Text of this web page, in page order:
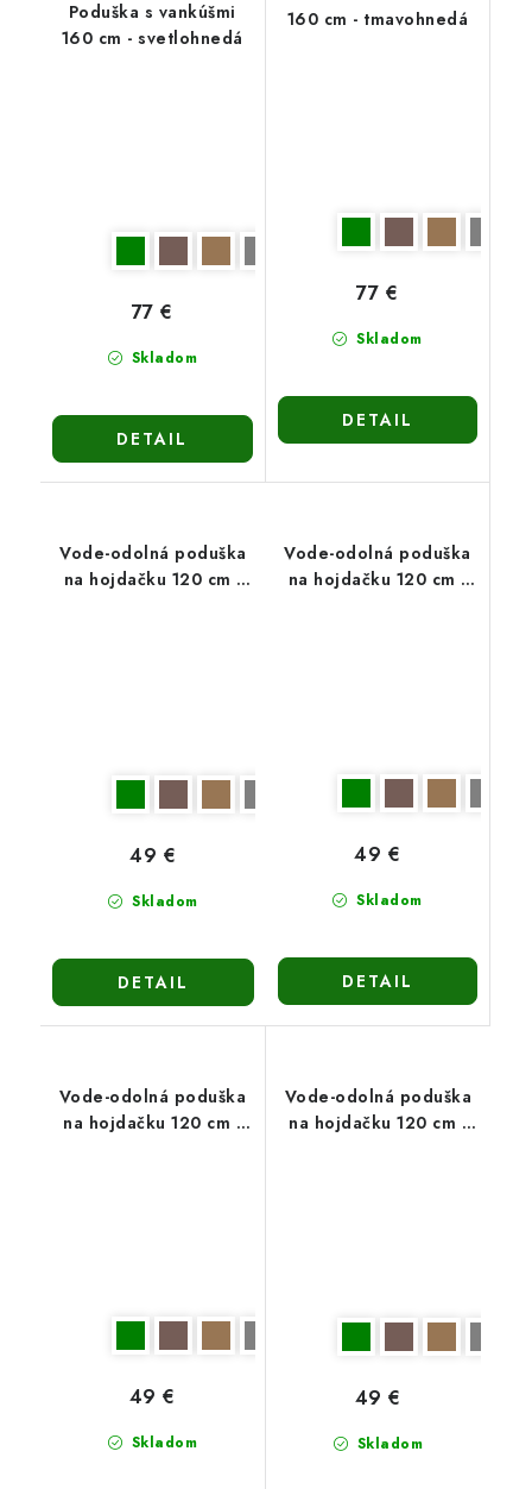
Poduška s vankúšmi
160 cm - svetlohnedá
Skladom
77 €
DETAIL
160 cm - tmavohnedá
Skladom
77 €
DETAIL
Vode-odolná poduška
na hojdačku 120 cm -
Skladom
49 €
DETAIL
Vode-odolná poduška
na hojdačku 120 cm -
Skladom
49 €
DETAIL
Vode-odolná poduška
na hojdačku 120 cm -
Skladom
49 €
Vode-odolná poduška
na hojdačku 120 cm -
Skladom
49 €